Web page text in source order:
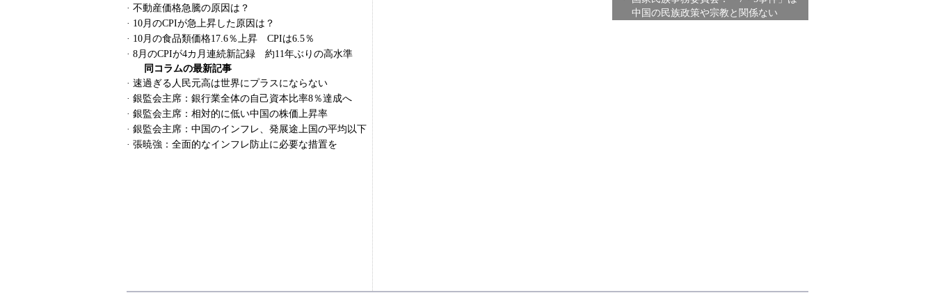
· 不動産価格急騰の原因は？
· 10月のCPIが急上昇した原因は？
· 10月の食品類価格17.6％上昇 CPIは6.5％
· 8月のCPIが4カ月連続新記録 約11年ぶりの高水準
同コラムの最新記事
· 速過ぎる人民元高は世界にプラスにならない
· 銀監会主席：銀行業全体の自己資本比率8％達成へ
· 銀監会主席：相対的に低い中国の株価上昇率
· 銀監会主席：中国のインフレ、発展途上国の平均以下
· 張暁強：全面的なインフレ防止に必要な措置を